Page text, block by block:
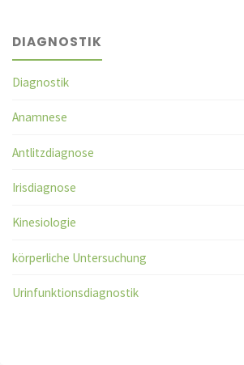
DIAGNOSTIK
Diagnostik
Anamnese
Antlitzdiagnose
Irisdiagnose
Kinesiologie
körperliche Untersuchung
Urinfunktionsdiagnostik